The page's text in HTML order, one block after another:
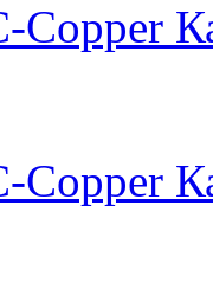
Copper
Copper